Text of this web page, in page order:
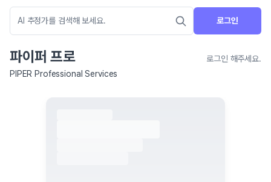
로그인
파이퍼 프로
로그인 해주세요.
PIPER Professional Services